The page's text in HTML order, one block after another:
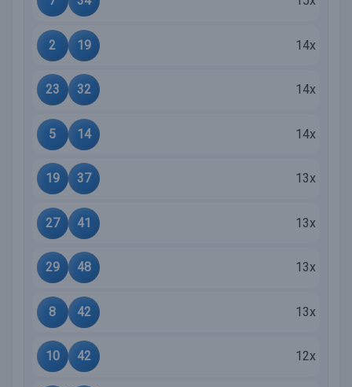
2 19 14x
23 32 14x
5 14 14x
19 37 13x
27 41 13x
29 48 13x
8 42 13x
10 42 12x